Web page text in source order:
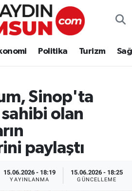
Politika Turizm
Sinop'ta
sahibi olan
paylaştı
15.06.2026 - 18:19
YAYINLANMA
15.06.2026 - 18:25
GÜNCELLEME
ve Fikstür